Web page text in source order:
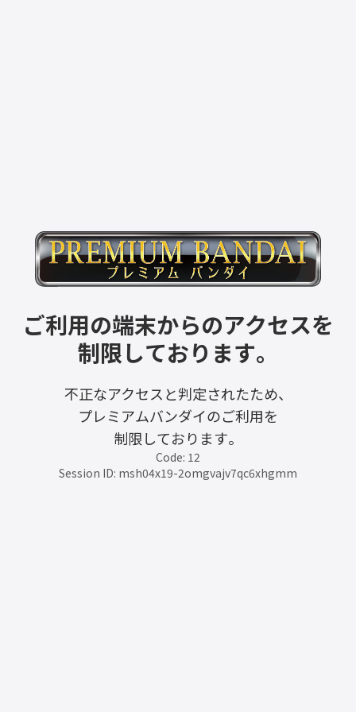
ご利用の端末からのアクセスを
制限しております。
不正なアクセスと判定されたため、
プレミアムバンダイのご利用を
制限しております。
Code: 12
Session ID: msh04x19-2omgvajv7qc6xhgmm